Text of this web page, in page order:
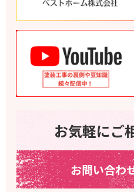
お気軽にご
お問い合わ